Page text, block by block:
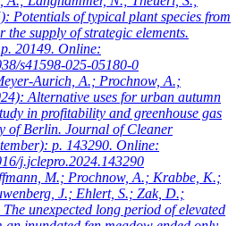
Potentials of typical plant species from
the supply of strategic elements.
20149. Online:
s41598-025-05180-0
Aurich, A.; Prochnow, A.;
Alternative uses for urban autumn
in profitability and greenhouse gas
of Berlin. Journal of Cleaner
p. 143290. Online:
j.jclepro.2024.143290
M.; Prochnow, A.; Krabbe, K.;
J.; Ehlert, S.; Zak, D.;
unexpected long period of elevated